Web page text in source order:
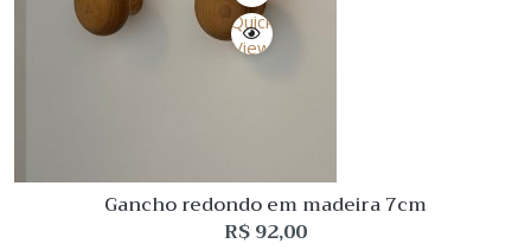
Quick
View
Gancho redondo em madeira 7cm
R$92,00